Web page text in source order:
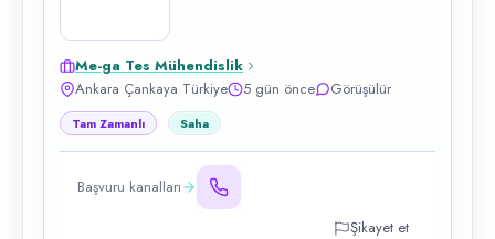
Me-ga Tes Mühendislik
Ankara Çankaya Türkiye
5 gün önce Görüşülür
Tam Zamanlı Saha
Başvuru kanalları
Şikayet et